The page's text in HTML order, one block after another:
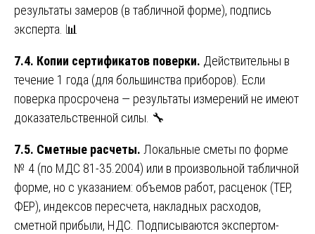
результаты замеров (в табличной форме), подпись
эксперта. 📊
7.4. Копии сертификатов поверки. Действительны в
течение 1 года (для большинства приборов). Если
поверка просрочена — результаты измерений не имеют
доказательственной силы. 🔧
7.5. Сметные расчеты. Локальные сметы по форме
№ 4 (по МДС 81-35.2004) или в произвольной табличной
форме, но с указанием: объемов работ, расценок (ТЕР,
ФЕР), индексов пересчета, накладных расходов,
сметной прибыли, НДС. Подписываются экспертом-